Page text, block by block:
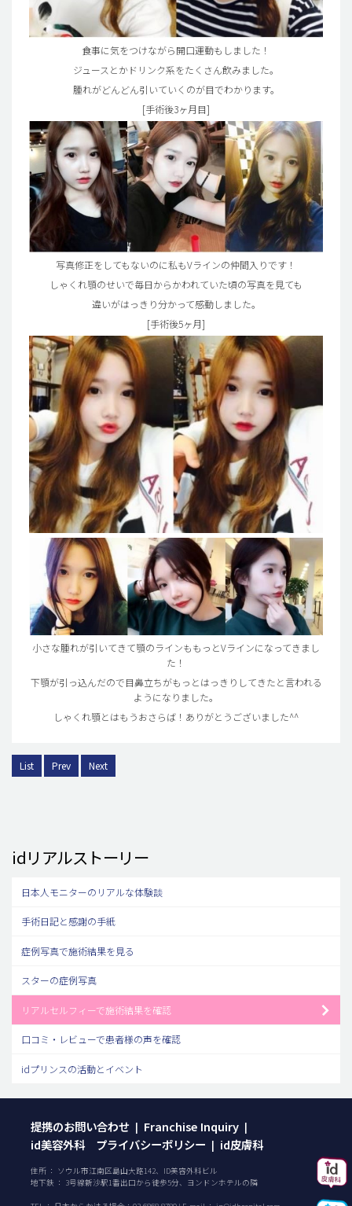
食事に気をつけながら開口運動もしました！
ジュースとかドリンク系をたくさん飲みました。
腫れがどんどん引いていくのが目でわかります。
[手術後3ヶ月目]
写真修正をしてもないのに私もVラインの仲間入りです！
しゃくれ顎のせいで毎日からかわれていた頃の写真を見ても
違いがはっきり分かって感動しました。
[手術後5ヶ月]
小さな腫れが引いてきて顎のラインももっとVラインになってきまし
た！
下顎が引っ込んだので目鼻立ちがもっとはっきりしてきたと言われる
ようになりました。
しゃくれ顎とはもうおさらば！ありがとうございました^^
List Prev Next
idリアルストーリー
日本人モニターのリアルな体験談
手術日記と感謝の手紙
症例写真で施術結果を見る
スターの症例写真
リアルセルフィーで施術結果を確認
口コミ・レビューで患者様の声を確認
idプリンスの活動とイベント
提携のお問い合わせ | Franchise Inquiry |
id美容外科 プライバシーポリシー | id皮膚科
住所 ： ソウル市江南区島山大路142、ID美容外科ビル
地下鉄 ： 3号線新沙駅1番出口から徒歩5分、ヨンドンホテルの隣